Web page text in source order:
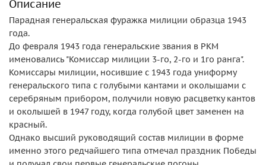
Описание
Парадная генеральская фуражка милиции образца 1943
года.
До февраля 1943 года генеральские звания в РКМ
именовались "Комиссар милиции 3-го, 2-го и 1го ранга".
Комиссары милиции, носившие с 1943 года униформу
генеральского типа с голубыми кантами и околышами с
серебряным прибором, получили новую расцветку кантов
и околышей в 1947 году, когда голубой цвет заменен на
красный.
Однако высший руководящий состав милиции в форме
именно этого редчайшего типа отмечал праздник Победы